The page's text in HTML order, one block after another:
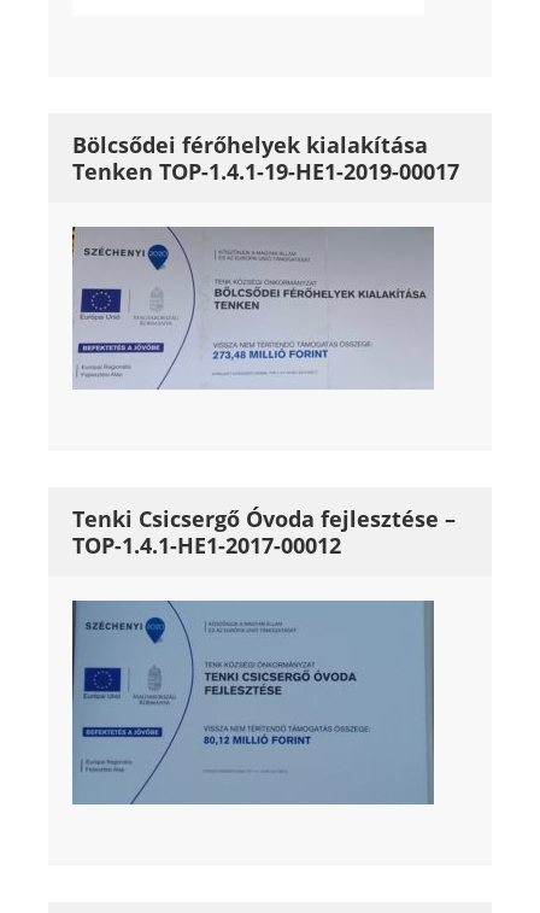
Bölcsődei férőhelyek kialakítása
Tenken TOP-1.4.1-19-HE1-2019-00017
Tenki Csicsergő Óvoda fejlesztése –
TOP-1.4.1-HE1-2017-00012